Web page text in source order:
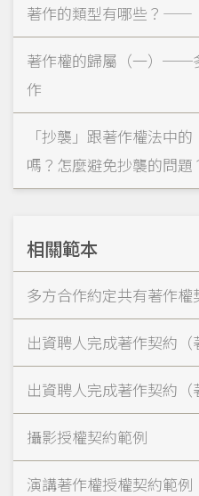
著作的類型有哪些？——
著作權的歸屬（一）──
作
「抄襲」跟著作權法中
嗎？怎麼避免抄襲的問題
相關範本
多方合作約定共有著作權
出資聘人完成著作契約（
出資聘人完成著作契約（
攝影授權契約範例
演講著作權授權契約範例